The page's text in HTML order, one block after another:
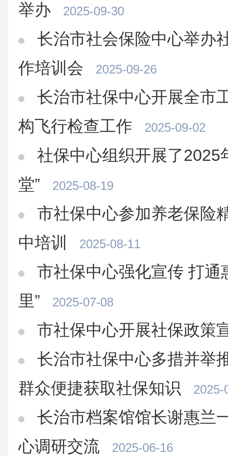
举办
2025-09-30
长治市社会保险中心举办
作培训会
2025-09-26
长治市社保中心开展全市
构飞行检查工作
2025-09-02
社保中心组织开展了2025
堂”
2025-08-19
市社保中心参加养老保险
中培训
2025-08-11
市社保中心强化宣传 打通
里”
2025-07-08
市社保中心开展社保政策
长治市社保中心多措并举
群众便捷获取社保知识
2025-
长治市档案馆馆长谢惠兰
心调研交流
2025-06-16